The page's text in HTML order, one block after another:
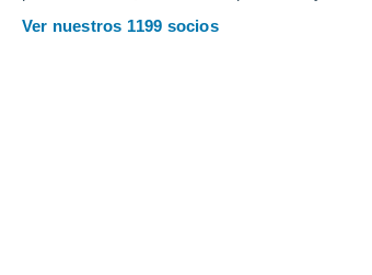
Ver nuestros 1199 socios